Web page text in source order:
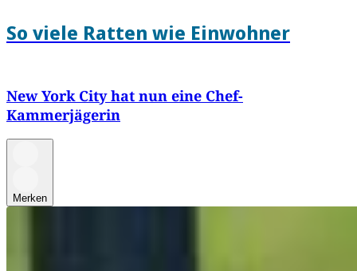
So viele Ratten wie Einwohner
New York City hat nun eine Chef-
Kammerjägerin
Merken